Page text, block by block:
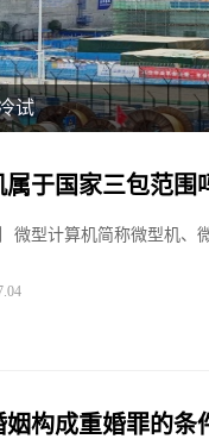
试
属于国家三包范围
微型计算机简称微型机、
姻构成重婚罪的条